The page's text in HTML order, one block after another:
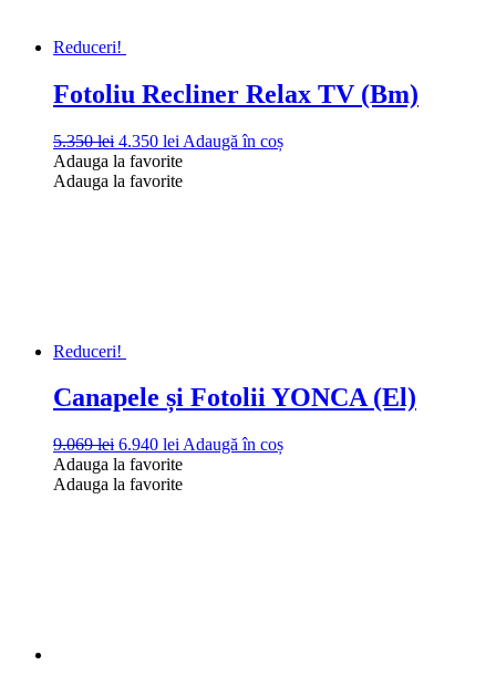
Reduceri!
Fotoliu Recliner Relax TV (Bm)
5.350lei Prețul
inițial
a
4.350 lei Prețul
curent
este:
Adaugă în coș
Adauga la favorite
Adauga la favorite
Reduceri!
Canapele și Fotolii YONCA (El)
9.069lei Prețul
inițial
a
6.940 lei Prețul
curent
este:
Adaugă în coș
Adauga la favorite
Adauga la favorite